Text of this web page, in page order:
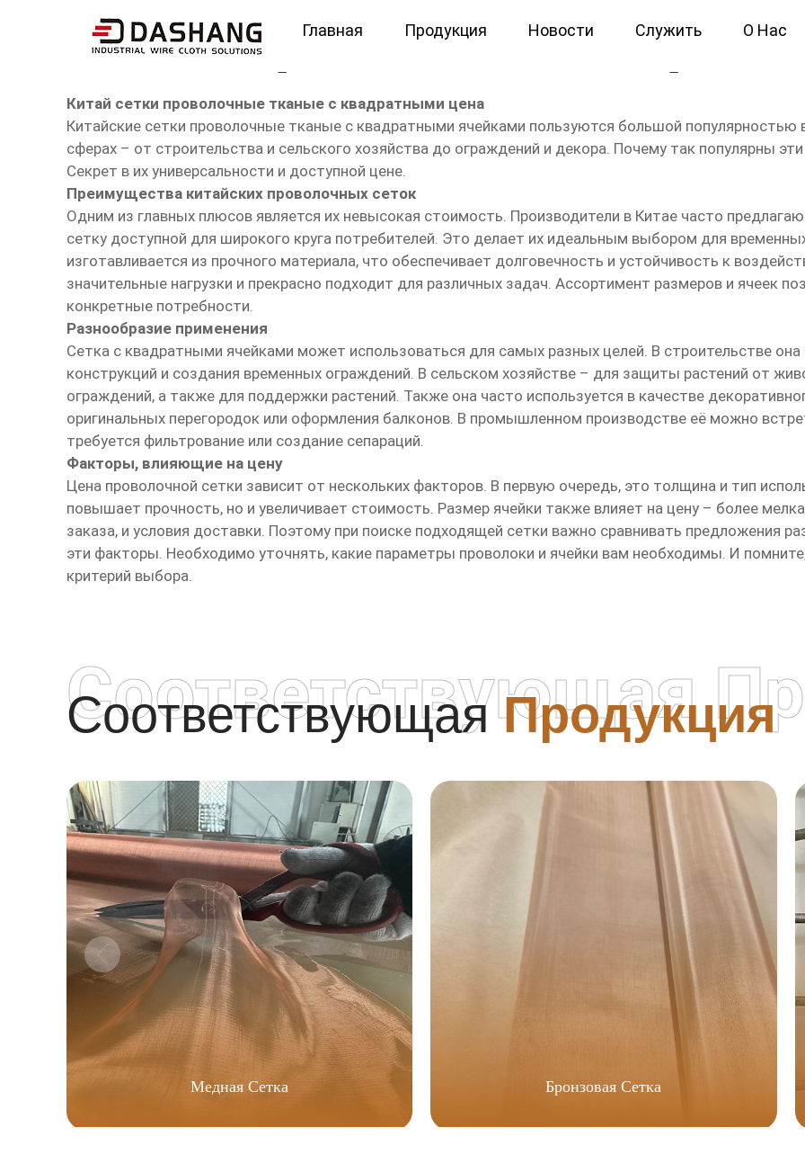
Главная Продукция Новости Служить О Нас
Китай сетки проволочные тканые с
Китай сетки проволочные тканые с квадратными цена
Китайские сетки проволочные тканые с квадратными ячейками пользуются большой
сферах – от строительства и сельского хозяйства до ограждений и декора. Почему так популярны
Секрет в их универсальности и доступной цене.
Преимущества китайских проволочных сеток
Одним из главных плюсов является их невысокая стоимость. Производители в Китае часто
сетку доступной для широкого круга потребителей. Это делает их идеальным выбором для
изготавливается из прочного материала, что обеспечивает долговечность и устойчивость к
значительные нагрузки и прекрасно подходит для различных задач. Ассортимент размеров и ячеек
конкретные потребности.
Разнообразие применения
Сетка с квадратными ячейками может использоваться для самых разных целей. В строительстве она
конструкций и создания временных ограждений. В сельском хозяйстве – для защиты растений от
ограждений, а также для поддержки растений. Также она часто используется в качестве
оригинальных перегородок или оформления балконов. В промышленном производстве её можно
требуется фильтрование или создание сепараций.
Факторы, влияющие на цену
Цена проволочной сетки зависит от нескольких факторов. В первую очередь, это толщина и тип
повышает прочность, но и увеличивает стоимость. Размер ячейки также влияет на цену – более
заказа, и условия доставки. Поэтому при поиске подходящей сетки важно сравнивать предложения
эти факторы. Необходимо уточнять, какие параметры проволоки и ячейки вам необходимы. И
критерий выбора.
СоответствующаяПродукция
Соответствующая
Медная Сетка Бронзовая Сетка